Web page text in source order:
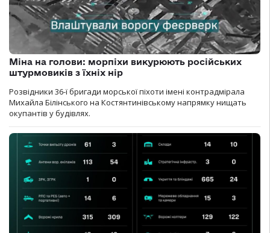
Міна на голови: морпіхи викурюють російських
штурмовиків з їхніх нір
Розвідники 36-ї бригади морської піхоти імені контрадмірала
Михайла Білінського на Костянтинівському напрямку нищать
окупантів у будівлях.